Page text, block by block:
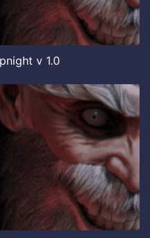
v 1.0